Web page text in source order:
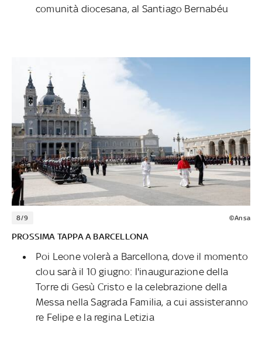
comunità diocesana, al Santiago Bernabéu
8/9 ©Ansa
PROSSIMA TAPPA A BARCELLONA
Poi Leone volerà a Barcellona, dove il momento
clou sarà il 10 giugno: l'inaugurazione della
Torre di Gesù Cristo e la celebrazione della
Messa nella Sagrada Familia, a cui assisteranno
re Felipe e la regina Letizia